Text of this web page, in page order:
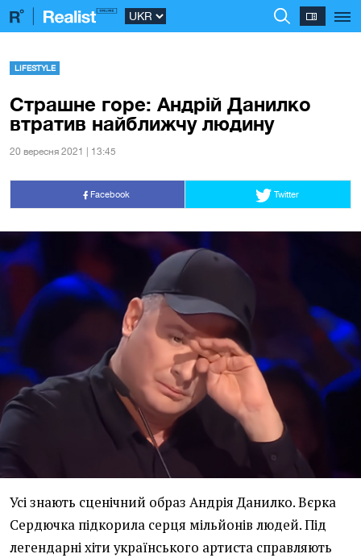
LIFESTYLE
Страшне горе: Андрій Данилко
втратив найближчу людину
20 вересня 2021 | 13:45
Facebook Twitter
Усі знають сценічний образ Андрія Данилко. Вєрка
Сердючка підкорила серця мільйонів людей. Під
легендарні хіти українського артиста справляють